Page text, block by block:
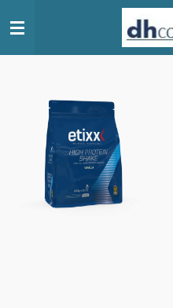
Ga
direct
naar
hoofdinhoud